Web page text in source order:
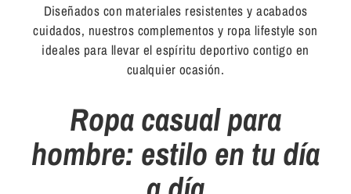
Diseñados con materiales resistentes y acabados
cuidados, nuestros complementos y ropa lifestyle son
ideales para llevar el espíritu deportivo contigo en
cualquier ocasión.
Ropa casual para
hombre: estilo en tu día